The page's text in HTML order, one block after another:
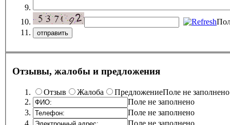
Отзывы, жалобы и предложения
Отзыв Жалоба ПредложениеПоле не заполнено
Поле не заполнено
Поле не заполнено
Поле не заполнено